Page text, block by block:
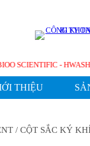
- BIOO SCIENTIFIC -
THIỆU
/ CỘT SẮC KÝ